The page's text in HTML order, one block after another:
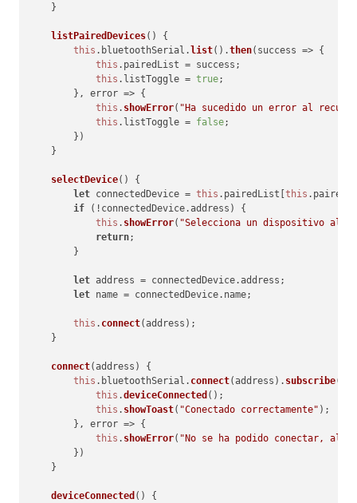
    }
listPairedDevices( ) {
this . bluetoothSerial .list().then( success => {
this . pairedList = success;
this . listToggle = true;
        },
error => {
this . showError( "Ha sucedido un error al
this . listToggle = false;
        })
    }
selectDevice( ) {
let connectedDevice = this . pairedList [this .
if (!connectedDevice.address ) {
this . showError( "Selecciona un dispositivo al
return;
        }
let address = connectedDevice.address ;
let name = connectedDevice. name;
this . connect(address);
    }
connect(address ) {
this . bluetoothSerial . connect(address). subscribe(
this .deviceConnected ();
this . showToast( "Conectado correctamente" );
        },
error => {
this . showError( "No se ha podido conectar,
        })
    }
deviceConnected ( ) {